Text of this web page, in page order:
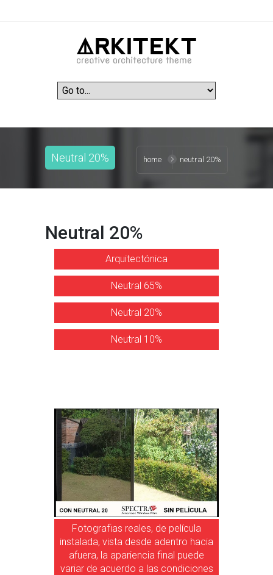
Neutral 20% home neutral 20%
Neutral 20%
Arquitectónica
Neutral 65%
Neutral 20%
Neutral 10%
Fotografias reales, de película
instalada, vista desde adentro hacia
afuera, la apariencia final puede
variar de acuerdo a las condiciones